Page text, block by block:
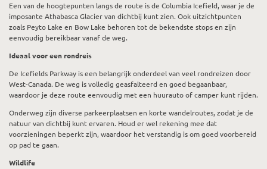
Een van de hoogtepunten langs de route is de Columbia Icefield, waar je de
imposante Athabasca Glacier van dichtbij kunt zien. Ook uitzichtpunten
zoals Peyto Lake en Bow Lake behoren tot de bekendste stops en zijn
eenvoudig bereikbaar vanaf de weg.
Ideaal voor een rondreis
De Icefields Parkway is een belangrijk onderdeel van veel rondreizen door
West-Canada. De weg is volledig geasfalteerd en goed begaanbaar,
waardoor je deze route eenvoudig met een huurauto of camper kunt rijden.
Onderweg zijn diverse parkeerplaatsen en korte wandelroutes, zodat je de
natuur van dichtbij kunt ervaren. Houd er wel rekening mee dat
voorzieningen beperkt zijn, waardoor het verstandig is om goed voorbereid
op pad te gaan.
Wildlife